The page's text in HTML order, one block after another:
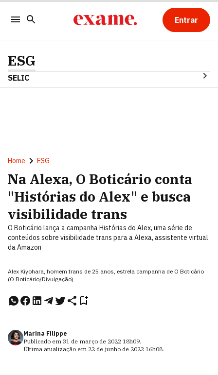
Entrar
ESG
SELIC
Home ESG
Na Alexa, O Boticário conta
"Histórias do Alex" e busca
visibilidade trans
O Boticário lança a campanha Histórias do Alex, uma série de
conteúdos sobre visibilidade trans para a Alexa, assistente virtual
da Amazon
Alex Kiyohara, homem trans de 25 anos, estrela campanha de O Boticário
(O Boticário/Divulgação)
Marina Filippe
Publicado em 31 de março de 2022 18h09.
Última atualização em 22 de junho de 2022 16h08.